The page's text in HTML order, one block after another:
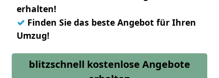
erhalten!
✓ Finden Sie das beste Angebot für Ihren
Umzug!
blitzschnell kostenlose Angebote